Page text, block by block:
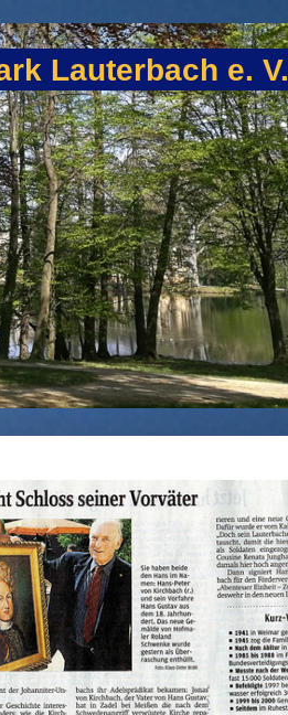
Lauterbach e. V.